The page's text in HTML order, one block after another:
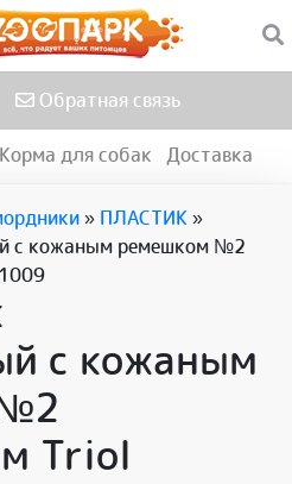
Обратная связь
Корма для собак Доставка
» ПЛАСТИК »
с кожаным ремешком №2
с кожаным
Triol